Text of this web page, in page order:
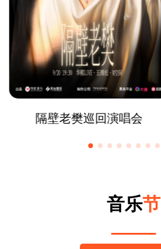
隔壁老樊巡回演唱会
音乐节